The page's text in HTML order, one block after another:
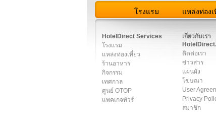
โรงแรม แหล่งท่องเ
HotelDirect Services
โรงแรม
แหล่งท่องเที่ยว
ร้านอาหาร
กิจกรรม
เทศกาล
ศูนย์ OTOP
แพคเกจทัวร์
เกี่ยวกับเรา
ติดต่อเรา
ข่าวสาร
แผนผัง
โฆษณา
User
Privacy
สมาชิก